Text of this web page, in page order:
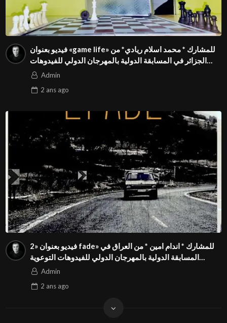
فيديو بعنوان «game life» للمشارك * محمد اسلام ريادي* من
الجزائر في المسابقة الدولية بالمهرجان الدولي للفيدوهات
التوعوية Season 4 FIVSAdmin
2 ansago
فيديو بعنوان «2 fade» للمشارك * اندام امين * من العراق في
المسابقة الدولية بالمهرجان الدولي للفيدوهات التوعوية
Season 4 FIVS
Admin
2 ansago